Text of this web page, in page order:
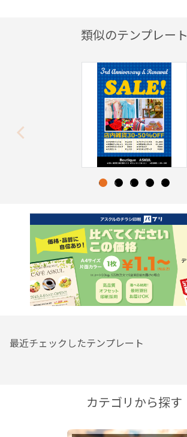
類似のテンプレート
1 2 3 4 5
最近チェックしたテンプレート
カテゴリから探す